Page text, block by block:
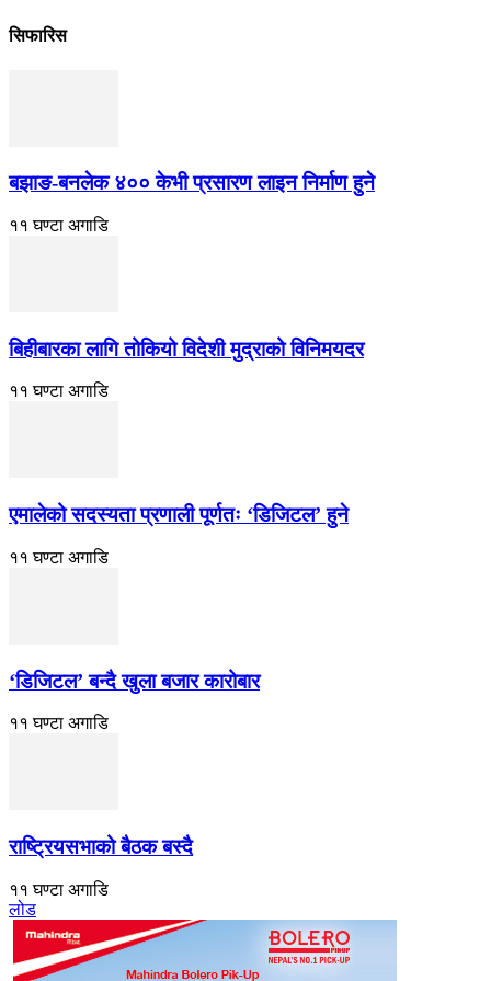
सिफारिस
बझाङ-बनलेक ४०० केभी प्रसारण लाइन निर्माण हुने
११ घण्टा अगाडि
बिहीबारका लागि तोकियो विदेशी मुद्राको विनिमयदर
११ घण्टा अगाडि
एमालेको सदस्यता प्रणाली पूर्णतः ‘डिजिटल’ हुने
११ घण्टा अगाडि
‘डिजिटल’ बन्दै खुला बजार कारोबार
११ घण्टा अगाडि
राष्ट्रियसभाको बैठक बस्दै
११ घण्टा अगाडि
लोड